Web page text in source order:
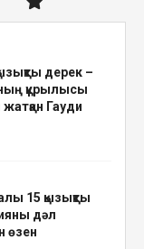
дерек –
құрылысы
Гауди
15 қызықты
дәл
өзен